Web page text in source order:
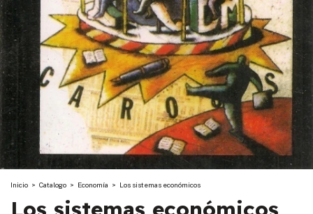
Inicio > Catalogo > Economía > Los sistemas económicos